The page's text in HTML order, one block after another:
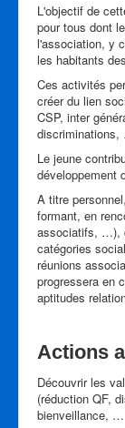
Contact
L'objectif de
pour tous dont
l'association, y
les habitants
Ces activités
créer du lien
CSP, inter
discriminations,
Le jeune
développement
A titre
formant, en
associatifs, …),
catégories
réunions
progressera en
aptitudes
Actions
Découvrir les
(réduction QF,
bienveillance, …